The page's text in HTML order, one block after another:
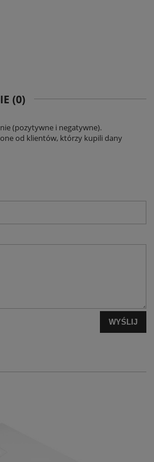
(0)
(pozytywne i negatywne).
od klientów, którzy kupili dany
WYŚLIJ